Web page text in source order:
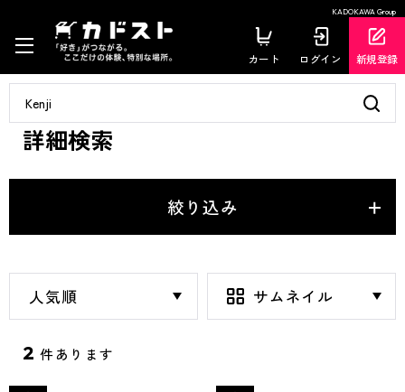
KADOKAWA Group
カート ログイン 新規登録
詳細検索
絞り込み
2 件あります